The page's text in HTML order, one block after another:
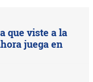
que viste a la
juega en